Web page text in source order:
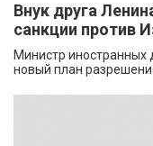
Внук друга
санкции против
Министр иностранных
новый план